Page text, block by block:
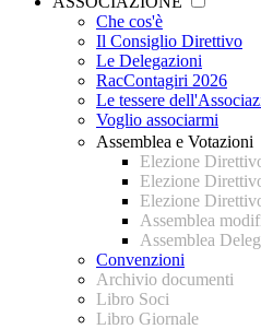
Che cos'è
Il Consiglio Direttivo
Le Delegazioni
RacContagiri 2026
Le tessere
Voglio associarmi
Assemblea e Votazioni
Elezione
Elezione
Elezione
Assemblea
Assemblea
Convenzioni
Archivio documenti
Libro Soci
Libro Giornale